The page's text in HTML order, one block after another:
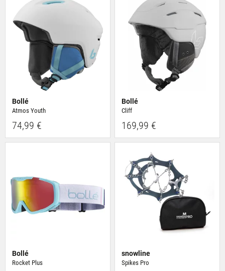
Bollé
Atmos Youth
74,99 €
Bollé
Cliff
169,99 €
Bollé
Rocket Plus
snowline
Spikes Pro